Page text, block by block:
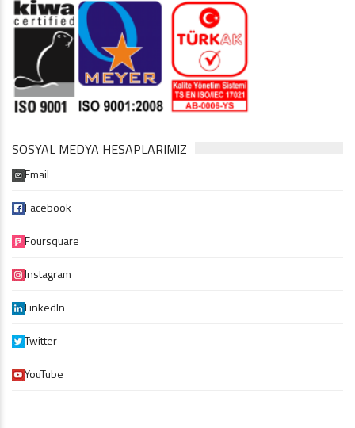
SOSYAL MEDYA HESAPLARIMIZ
Email
Facebook
Foursquare
Instagram
LinkedIn
Twitter
YouTube